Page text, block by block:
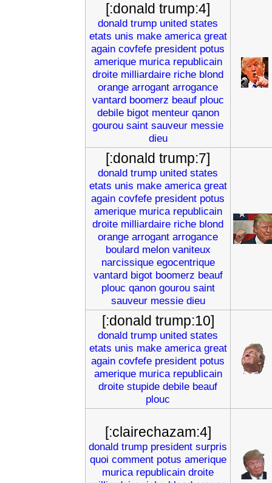
[:donald trump:4]
donald trump united states
etats unis make america great
again covfefe president potus
amerique murica republicain
droite milliardaire riche blond
orange arrogant arrogance
vantard boomerz beauf plouc
debile bigot menteur qanon
gourou saint sauveur messie
dieu
[:donald trump:7]
donald trump united states
etats unis make america great
again covfefe president potus
amerique murica republicain
droite milliardaire riche blond
orange arrogant arrogance
boulard melon vaniteux
narcissique egocentrique
vantard bigot boomerz beauf
plouc qanon gourou saint
sauveur messie dieu
[:donald trump:10]
donald trump united states
etats unis make america great
again covfefe president potus
amerique murica republicain
droite stupide debile beauf
plouc
[:clairechazam:4]
donald trump president surpris
quoi comment potus amerique
murica republicain droite